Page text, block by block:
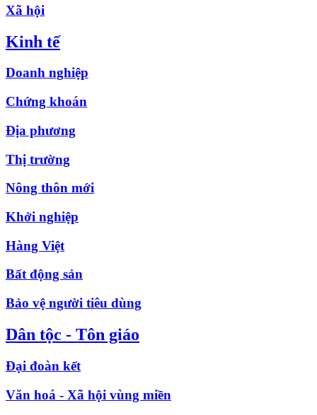
Xã hội
Kinh tế
Doanh nghiệp
Chứng khoán
Địa phương
Thị trường
Nông thôn mới
Khởi nghiệp
Hàng Việt
Bất động sản
Bảo vệ người tiêu dùng
Dân tộc - Tôn giáo
Đại đoàn kết
Văn hoá - Xã hội vùng miền